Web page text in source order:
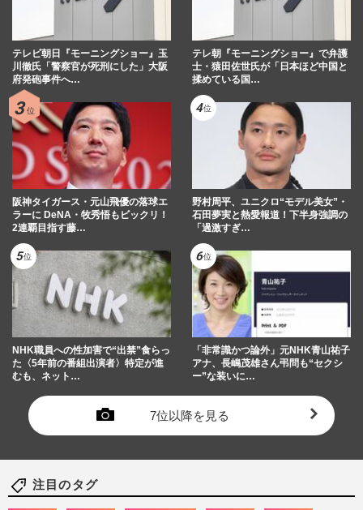
テレビ朝日『モーニングショー』玉
川徹氏「警察官が死刑にした」大阪
府発砲事件へ…
テレ朝『モーニングショー』で弁護
士・猿田佐世氏が「日本ほど中国と
揉めている国…
阪神タイガース・元山飛優の落球エ
ラーに DeNA・牧秀悟もビックリ！
2連覇目指す藤…
野村周平、ユニクロ“モデル美女”・
石田夢実と熱愛報道！下半身強調の
「過激すぎ…
NHK職員への性加害で“出禁”食らっ
た〈5年前の番組出演者〉特定が進
むも、ネット…
「非常識かつ論外」元NHK青山祐子
アナ、長嶋茂雄さん弔問も“セクシ
ー”な装いに…
7位以降を見る
注目のタグ